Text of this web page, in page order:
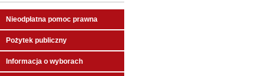
Nieodpłatna pomoc prawna
Pożytek publiczny
Informacja o wyborach